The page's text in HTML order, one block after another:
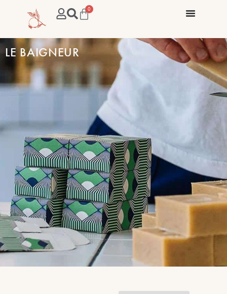
0
LE BAIGNEUR